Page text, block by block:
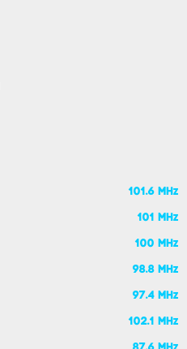
101.6 MHz
101 MHz
100 MHz
98.8 MHz
97.4 MHz
102.1 MHz